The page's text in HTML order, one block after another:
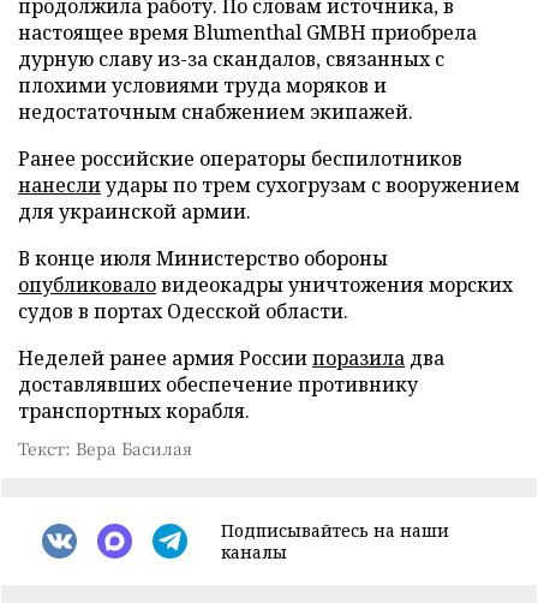
продолжила работу. По словам источника, в
настоящее время Blumenthal GMBH приобрела
дурную славу из-за скандалов, связанных с
плохими условиями труда моряков и
недостаточным снабжением экипажей.
Ранее российские операторы беспилотников
нанеслиудары по трем сухогрузам с вооружением
для украинской армии.
В конце июля Министерство обороны
опубликоваловидеокадры уничтожения морских
судов в портах Одесской области.
Неделей ранее армия Россиипоразила два
доставлявших обеспечение противнику
транспортных корабля.
Текст: Вера Басилая
Подписывайтесь на наши
каналы